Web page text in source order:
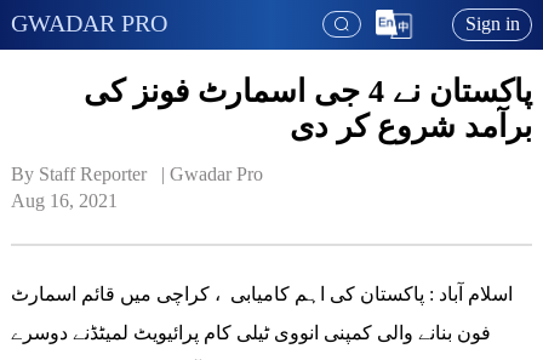
GWADAR PRO Sign in
پاکستان نے 4 جی اسمارٹ فونز کی
برآمد شروع کر دی
By Staff Reporter   | Gwadar Pro
Aug 16, 2021
اسلام آباد : پاکستان کی اہم کامیابی ، کراچی میں قائم اسمارٹ
فون بنانے والی کمپنی انووی ٹیلی کام پرائیویٹ لمیٹڈنے دوسرے